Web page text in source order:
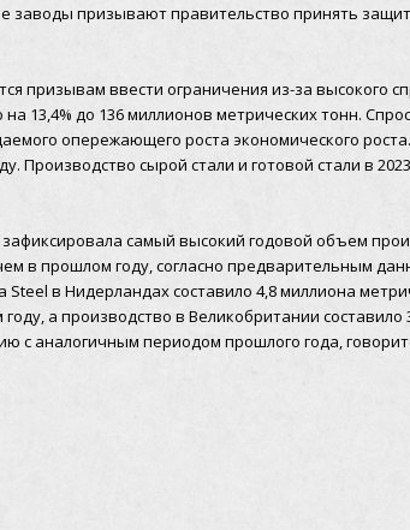
заводы призывают правительство принять
призывам ввести ограничения из-за высокого
13,4% до 136 миллионов метрических тонн.
опережающего роста экономического
Производство сырой стали и готовой стали в
самый высокий годовой объем
в прошлом году, согласно предварительным
в Нидерландах составило 4,8 миллиона
а производство в Великобритании составило
с аналогичным периодом прошлого года,